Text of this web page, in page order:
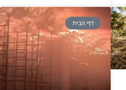
דף הבית